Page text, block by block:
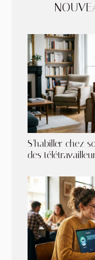
S’habiller chez
des